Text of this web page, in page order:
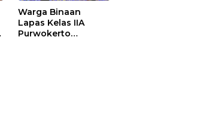
Warga Binaan
Lapas Kelas IIA
Purwokerto